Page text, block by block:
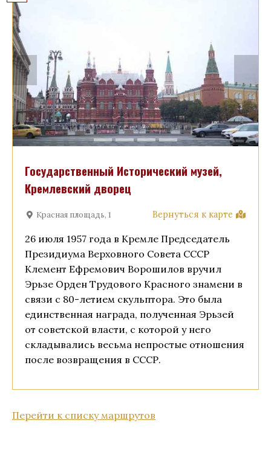
Государственный Исторический музей,
Кремлевский дворец
Красная площадь, 1 Вернуться к карте
26 июля 1957 года в Кремле Председатель
Президиума Верховного Совета СССР
Клемент Ефремович Ворошилов вручил
Эрьзе Орден Трудового Красного знамени в
связи с 80-летием скульптора. Это была
единственная награда, полученная Эрьзей
от советской власти, с которой у него
складывались весьма непростые отношения
после возвращения в СССР.
Перейти к списку маршрутов